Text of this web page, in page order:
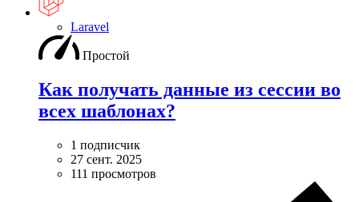
Laravel
Простой
Как получать данные из сессии во
всех шаблонах?
1 подписчик
27 сент. 2025
111 просмотров